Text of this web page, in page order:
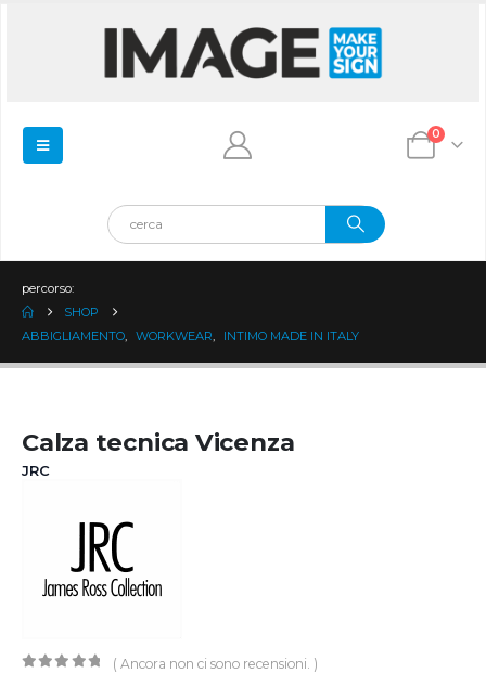
0
percorso:
SHOP
ABBIGLIAMENTO
WORKWEAR INTIMO MADE IN ITALY
Calza tecnica Vicenza
JRC
( Ancora non ci sono recensioni. )